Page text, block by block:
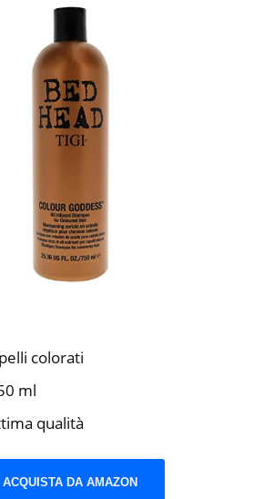
colorati
ml
qualità
ACQUISTA DA AMAZON